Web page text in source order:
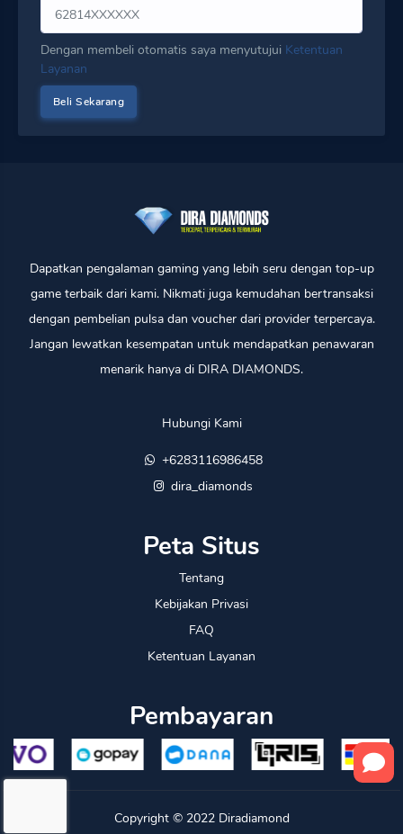
Dengan membeli otomatis saya menyutujui Ketentuan
Layanan
Dapatkan pengalaman gaming yang lebih seru dengan top-up
game terbaik dari kami. Nikmati juga kemudahan bertransaksi
dengan pembelian pulsa dan voucher dari provider terpercaya.
Jangan lewatkan kesempatan untuk mendapatkan penawaran
menarik hanya di DIRA DIAMONDS.
Hubungi Kami
+6283116986458
dira_diamonds
Peta Situs
Tentang
Kebijakan Privasi
FAQ
Ketentuan Layanan
Pembayaran
Copyright © 2022 Diradiamond